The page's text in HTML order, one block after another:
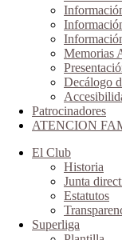
Memorias
Decálogo
Patrocinadores
ATENCION
El Club
Historia
Junta
Estatutos
Superliga